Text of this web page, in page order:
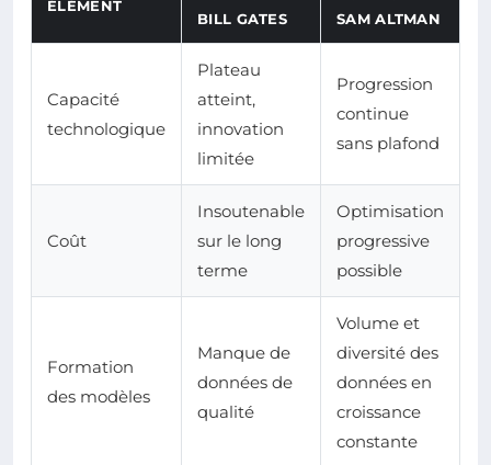
ÉLÉMENT
BILL GATES
SAM ALTMAN
Capacité
technologique
Plateau
atteint,
innovation
limitée
Progression
continue
sans plafond
Coût
Insoutenable
sur le long
terme
Optimisation
progressive
possible
Formation
des modèles
Manque de
données de
qualité
Volume et
diversité des
données en
croissance
constante